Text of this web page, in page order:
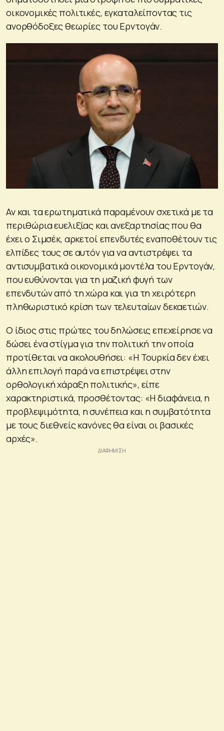
οικονομικές πολιτικές, εγκαταλείποντας τις
ανορθόδοξες θεωρίες του Ερντογάν.
Αν και τα ερωτηματικά παραμένουν σχετικά με τα
περιθώρια ευελιξίας και ανεξαρτησίας που θα
έχει ο Σιμσέκ, αρκετοί επενδυτές εναποθέτουν τις
ελπίδες τους σε αυτόν για να αντιστρέψει τα
αντισυμβατικά οικονομικά μοντέλα του Ερντογάν,
που ευθύνονται για τη μαζική φυγή των
επενδυτών από τη χώρα και για τη χειρότερη
πληθωριστικό κρίση των τελευταίων δεκαετιών.
Ο ίδιος στις πρώτες του δηλώσεις επεχείρησε να
δώσει ένα στίγμα για την πολιτική την οποία
προτίθεται να ακολουθήσει: «Η Τουρκία δεν έχει
άλλη επιλογή παρά να επιστρέψει στην
ορθολογική χάραξη πολιτικής», είπε
χαρακτηριστικά, προσθέτοντας: «Η διαφάνεια, η
προβλεψιμότητα, η συνέπεια και η συμβατότητα
με τους διεθνείς κανόνες θα είναι οι βασικές
αρχές».